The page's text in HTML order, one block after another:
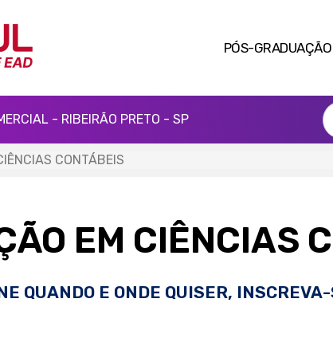
PÓS-GRADUAÇÃO
- RIBEIRÃO PRETO - SP
CONTÁBEIS
EM CIÊNCIAS
QUANDO E ONDE QUISER,